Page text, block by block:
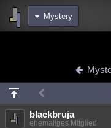
Mystery
Chat Wiki
meine Rubriken
Menschen Wissenschaft
blackbruja
ehemaliges Mitglied